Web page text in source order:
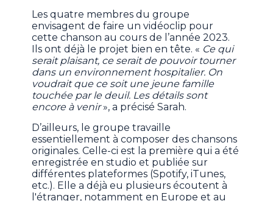
Les quatre membres du groupe
envisagent de faire un vidéoclip pour
cette chanson au cours de l’année 2023.
Ils ont déjà le projet bien en tête. « Ce qui
serait plaisant, ce serait de pouvoir tourner
dans un environnement hospitalier. On
voudrait que ce soit une jeune famille
touchée par le deuil. Les détails sont
encore à venir», a précisé Sarah.
D’ailleurs, le groupe travaille
essentiellement à composer des chansons
originales. Celle-ci est la première qui a été
enregistrée en studio et publiée sur
différentes plateformes (Spotify, iTunes,
etc.). Elle a déjà eu plusieurs écoutent à
l'étranger, notamment en Europe et au